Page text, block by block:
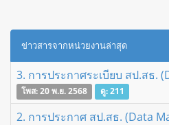
ข่าวสารจากหน่วยงานล่าสุด
3. การประกาศระเบียบ สป.สธ.
โพส: 20 พ.ย. 2568 ดู: 211
2. การประกาศ สป.สธ. (Data